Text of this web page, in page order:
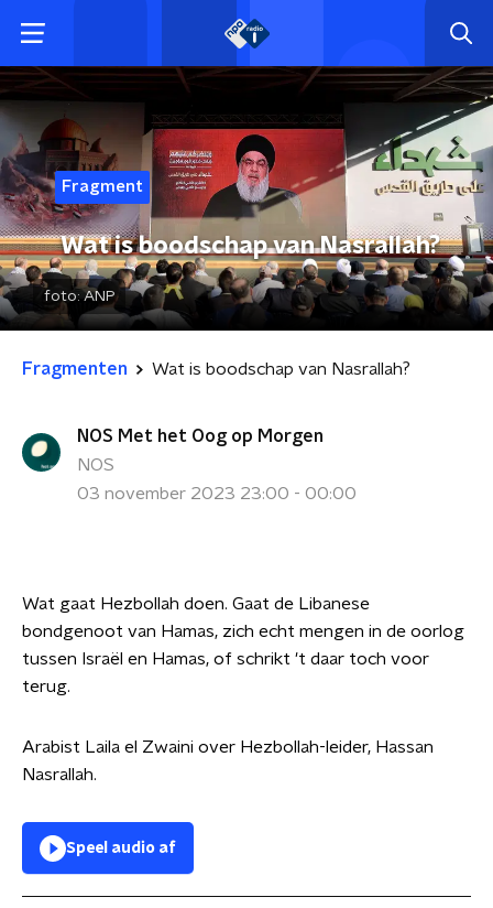
Fragment
Wat is boodschap van Nasrallah?
foto:ANP
Fragmenten Wat is boodschap van Nasrallah?
NOS Met het Oog op Morgen
NOS
03 november 2023 23:00 - 00:00
Wat gaat Hezbollah doen. Gaat de Libanese
bondgenoot van Hamas, zich echt mengen in de oorlog
tussen Israël en Hamas, of schrikt 't daar toch voor
terug.
Arabist Laila el Zwaini over Hezbollah-leider, Hassan
Nasrallah.
Speel audio af